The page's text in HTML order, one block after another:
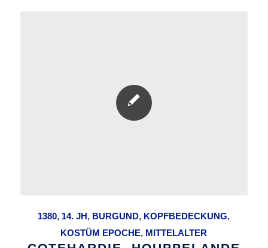
1380, 14. JH, BURGUND, KOPFBEDECKUNG,
KOSTÜM EPOCHE, MITTELALTER